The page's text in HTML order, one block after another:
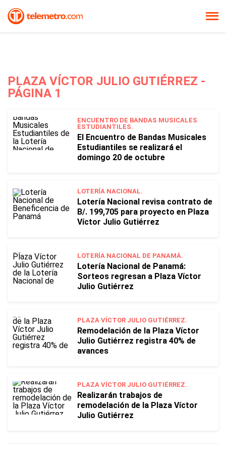
PLAZA VÍCTOR JULIO GUTIÉRREZ -
PÁGINA 1
ENCUENTRO DE BANDAS MUSICALES
ESTUDIANTILES.
El Encuentro de Bandas Musicales
Estudiantiles se realizará el
domingo 20 de octubre
LOTERÍA NACIONAL.
Lotería Nacional revisa contrato de
B/. 199,705 para proyecto en Plaza
Víctor Julio Gutiérrez
LOTERÍA NACIONAL DE PANAMÁ.
Lotería Nacional de Panamá:
Sorteos regresan a Plaza Víctor
Julio Gutiérrez
PLAZA VÍCTOR JULIO GUTIÉRREZ.
Remodelación de la Plaza Víctor
Julio Gutiérrez registra 40% de
avances
PLAZA VÍCTOR JULIO GUTIÉRREZ.
Realizarán trabajos de
remodelación de la Plaza Víctor
Julio Gutiérrez